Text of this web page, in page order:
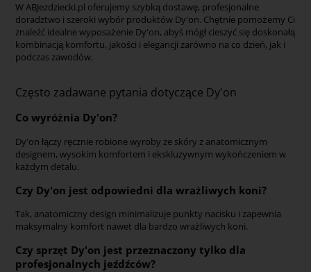
W ABJezdziecki.pl oferujemy szybką dostawę, profesjonalne
doradztwo i szeroki wybór produktów Dy'on. Chętnie pomożemy Ci
znaleźć idealne wyposażenie Dy'on, abyś mógł cieszyć się doskonałą
kombinacją komfortu, jakości i elegancji zarówno na co dzień, jak i
podczas zawodów.
Często zadawane pytania dotyczące Dy'on
Co wyróżnia Dy'on?
Dy'on łączy ręcznie robione wyroby ze skóry z anatomicznym
designem, wysokim komfortem i ekskluzywnym wykończeniem w
każdym detalu.
Czy Dy'on jest odpowiedni dla wrażliwych koni?
Tak, anatomiczny design minimalizuje punkty nacisku i zapewnia
maksymalny komfort nawet dla bardzo wrażliwych koni.
Czy sprzęt Dy'on jest przeznaczony tylko dla
profesjonalnych jeźdźców?